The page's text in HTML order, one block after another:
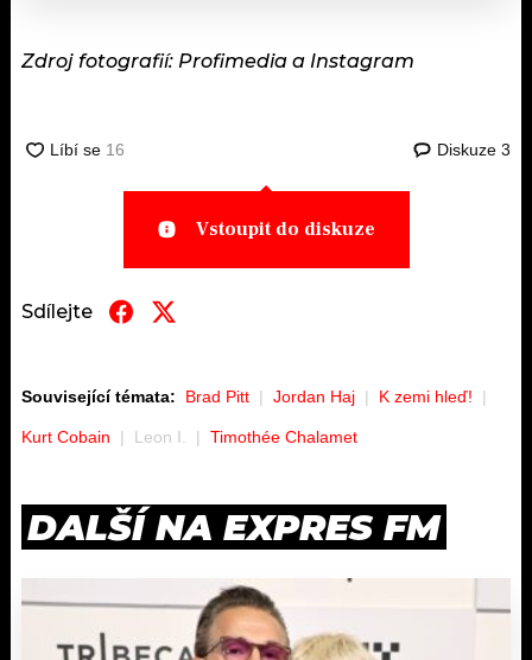
Zdroj fotografií: Profimedia a Instagram
Diskuze 3
Vstoupit do diskuze
Sdílejte
Související témata: Brad Pitt Jordan Haj K zemi hleď!
Kurt Cobain Leon I. Timothée Chalamet
DALŠÍ NA EXPRES FM